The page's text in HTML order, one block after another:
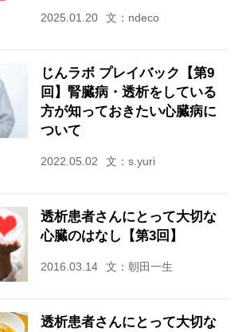
2025.01.20 文：ndeco
じんラボ プレイバック【第9
回】腎臓病・透析をしている
方が知っておきたい心臓病に
ついて
2022.05.02 文：s.yuri
透析患者さんにとって大切な
心臓のはなし【第3回】
2016.03.14 文：朝田一生
透析患者さんにとって大切な